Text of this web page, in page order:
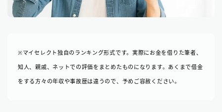
※マイセレクト独自のランキング形式です。実際にお金を借りた筆者、
知人、親戚、ネットでの評価をまとめたものになります。あくまで借金
をする方々の年収や事故歴は違うので、予めご容赦ください。